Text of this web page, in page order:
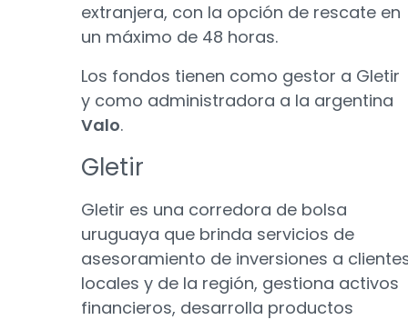
extranjera, con la opción de rescate en
un máximo de 48 horas.
Los fondos tienen como gestor a Gletir
y como administradora a la argentina
Valo.
Gletir
Gletir es una corredora de bolsa
uruguaya que brinda servicios de
asesoramiento de inversiones a
locales y de la región, gestiona activos
financieros, desarrolla productos